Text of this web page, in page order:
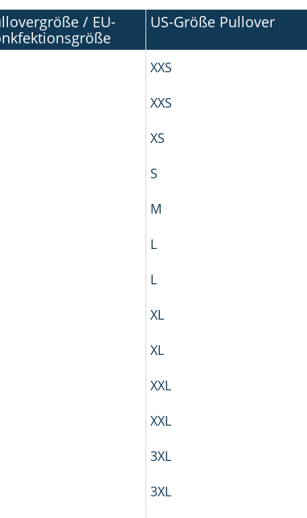
/ EU-
US-­Größe Pullover
XXS
XXS
XS
S
M
L
L
XL
XL
XXL
XXL
3XL
3XL